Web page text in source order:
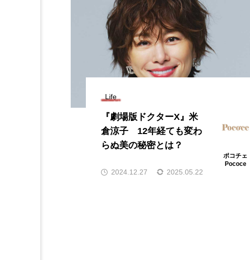
Life
『劇場版ドクターX』米
倉涼子 12年経ても変わ
らぬ美の秘密とは？
ポコチェ
Pococe
2024.12.27 2025.05.22